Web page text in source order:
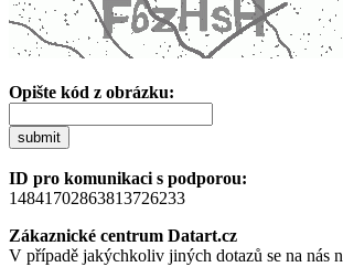
Opište kód z obrázku:
submit
ID pro komunikaci s podporou:
14841702863813726233
Zákaznické centrum Datart.cz
V případě jakýchkoliv jiných dotazů se na nás